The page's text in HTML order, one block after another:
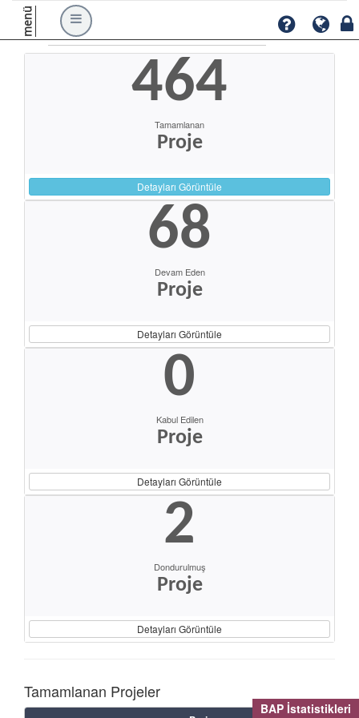
BAP İstatistikleri
menü
464
Tamamlanan
Proje
Detayları Görüntüle
68
Devam Eden
Proje
Detayları Görüntüle
0
Kabul Edilen
Proje
Detayları Görüntüle
2
Dondurulmuş
Proje
Detayları Görüntüle
Tamamlanan Projeler